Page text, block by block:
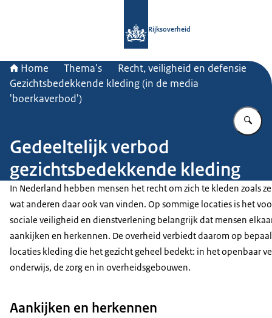
Rijksoverheid
Home Thema's
Recht, veiligheid en defensie
Gezichtsbedekkende kleding (in de media
'boerkaverbod')
Gedeeltelijk verbod
gezichtsbedekkende kleding
In Nederland hebben mensen het recht om zich te kleden zoals
wat anderen daar ook van vinden. Op sommige locaties is het
sociale veiligheid en dienstverlening belangrijk dat mensen
aankijken en herkennen. De overheid verbiedt daarom op
locaties kleding die het gezicht geheel bedekt: in het openbaar
onderwijs, de zorg en in overheidsgebouwen.
Aankijken en herkennen